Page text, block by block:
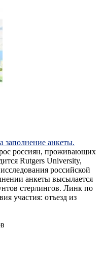
заполнение анкеты.
россиян, проживающих
Rutgers University,
российской
анкеты высылается
стерлингов. Линк по
участия: отъезд из